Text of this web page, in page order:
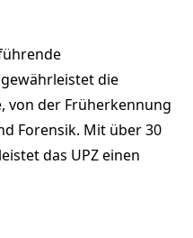
die
von der Früherkennung
Forensik. Mit über 30
das UPZ einen